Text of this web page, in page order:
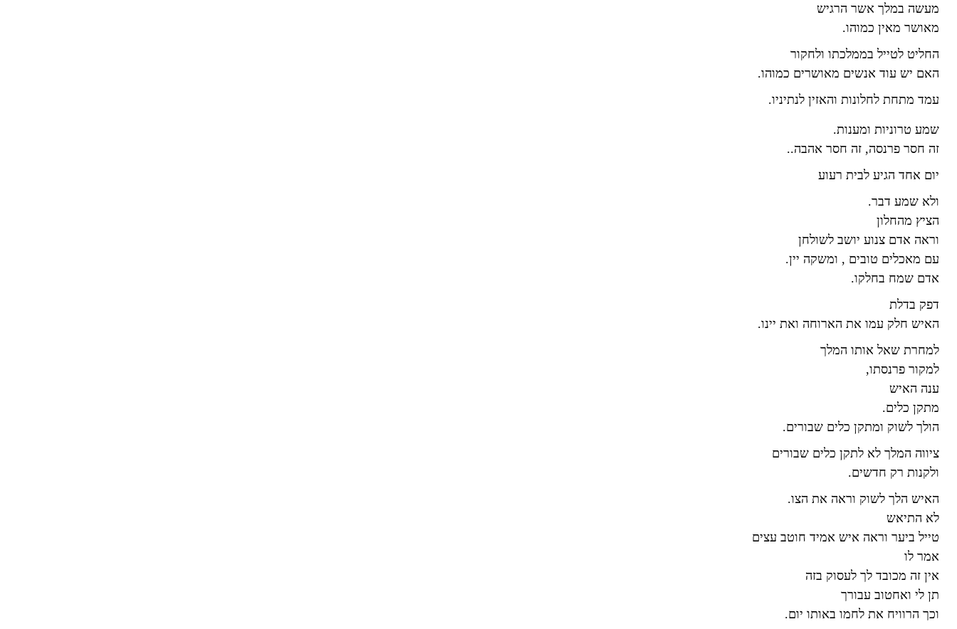
מעשה במלך אשר הרגיש
מאושר מאין כמוהו.
החליט לטייל בממלכתו ולחקור
האם יש עוד אנשים מאושרים כמוהו.
עמד מתחת לחלונות והאזין לנתיניו.
שמע טרוניות ומענות.
זה חסר פרנסה, זה חסר אהבה..
יום אחד הגיע לבית רעוע
ולא שמע דבר.
הציץ מהחלון
וראה אדם צנוע יושב לשולחן
עם מאכלים טובים , ומשקה יין.
אדם שמח בחלקו.
דפק בדלת
האיש חלק עמו את הארוחה ואת יינו.
למחרת שאל אותו המלך
למקור פרנסתו,
ענה האיש
מתקן כלים.
הולך לשוק ומתקן כלים שבורים.
ציווה המלך לא לתקן כלים שבורים
ולקנות רק חדשים.
האיש הלך לשוק וראה את הצו.
לא התיאש
טייל ביער וראה איש אמיד חוטב עצים
אמר לו
אין זה מכובד לך לעסוק בזה
תן לי ואחטוב עבורך
וכך הרוויח את לחמו באותו יום.